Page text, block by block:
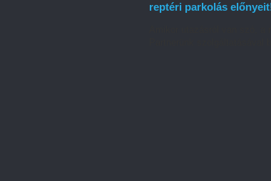
reptéri parkolás